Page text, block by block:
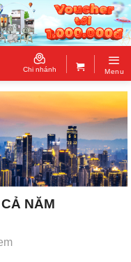
Chi nhánh Menu
NĂM